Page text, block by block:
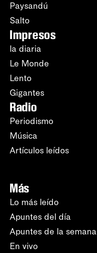
Paysandú
Salto
Impresos
la diaria
Le Monde
Lento
Gigantes
Radio
Periodismo
Música
Artículos leídos
Más
Lo más leído
Apuntes del día
Apuntes de la semana
En vivo